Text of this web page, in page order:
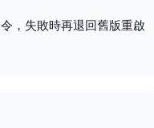
，失敗時再退回舊版重啟